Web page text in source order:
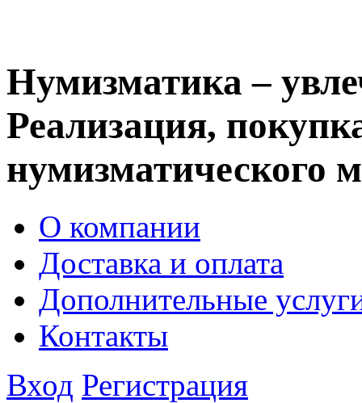
Нумизматика –
Реализация,
нумизматического
О компании
Доставка и оплата
Дополнительные
Контакты
Вход Регистрация